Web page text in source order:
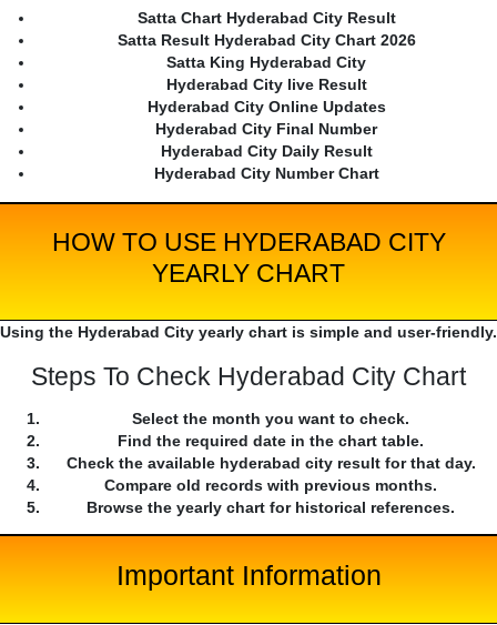
Satta Chart Hyderabad City Result
Satta Result Hyderabad City Chart 2026
Satta King Hyderabad City
Hyderabad City live Result
Hyderabad City Online Updates
Hyderabad City Final Number
Hyderabad City Daily Result
Hyderabad City Number Chart
HOW TO USE HYDERABAD CITY
YEARLY CHART
Using the Hyderabad City yearly chart is simple and user-friendly.
Steps To Check Hyderabad City Chart
Select the month you want to check.
Find the required date in the chart table.
Check the available hyderabad city result for that day.
Compare old records with previous months.
Browse the yearly chart for historical references.
Important Information